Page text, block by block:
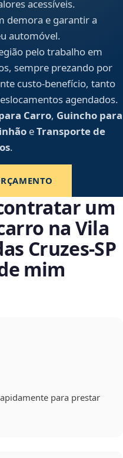
acessíveis.
demora e garantir a
automóvel.
pelo trabalho em
sempre prezando por
custo-benefício, tanto
agendados.
Carro, Guincho para
eTransporte de
.
um
na Vila
Cruzes‑SP
mim
para prestar